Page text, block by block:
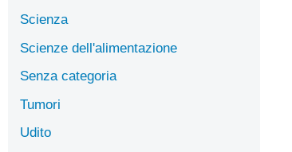
Scienza
Scienze dell'alimentazione
Senza categoria
Tumori
Udito